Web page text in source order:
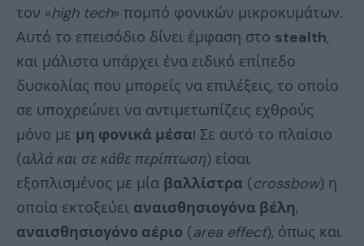
τον «high tech» πομπό φονικών μικροκυμάτων.
Αυτό το επεισόδιο δίνει έμφαση στο stealth,
και μάλιστα υπάρχει ένα ειδικό επίπεδο
δυσκολίας που μπορείς να επιλέξεις, το οποίο
σε υποχρεώνει να αντιμετωπίζεις εχθρούς
μόνο με μη φονικά μέσα! Σε αυτό το πλαίσιο
(αλλά και σε κάθε περίπτωση) είσαι
εξοπλισμένος με μία βαλλίστρα (crossbow) η
οποία εκτοξεύει αναισθησιογόνα βέλη,
αναισθησιογόνο αέριο (area effect), όπως και